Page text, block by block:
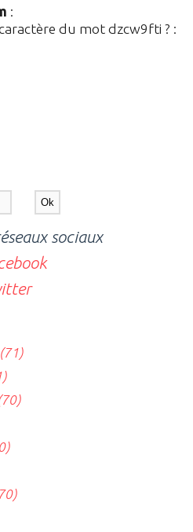
:
du mot dzcw9fti ? :
sociaux
(71)